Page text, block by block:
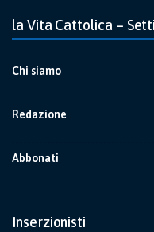
la Vita Cattolica –
Chi siamo
Redazione
Abbonati
Inserzionisti